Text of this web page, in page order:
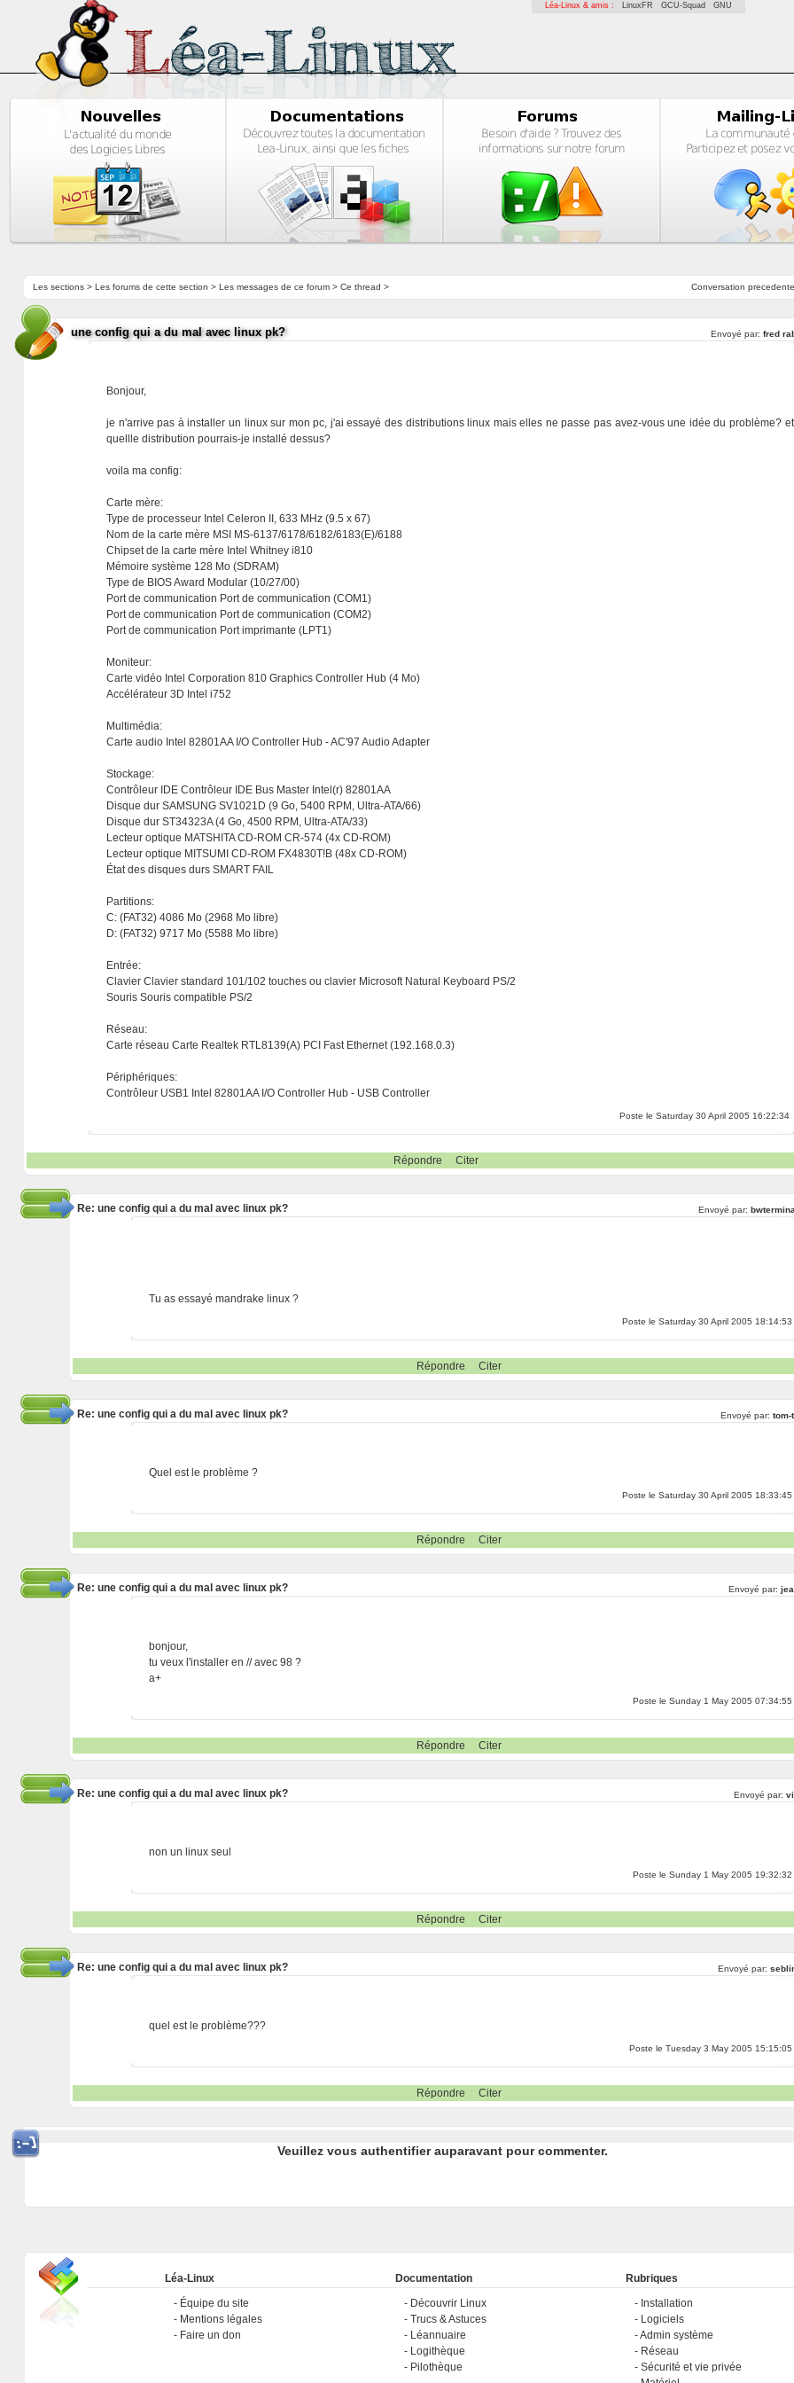
Léa-Linux & amis : LinuxFR GCU-Squad GNU
Conversation precedente
Les sections> Les forums de cette section > Les messages de ce forum> Ce thread >
une config qui a du mal avec linux pk? Envoyé par: fred
Bonjour,
je n'arrive pas à installer un linux sur mon pc, j'ai essayé des distributions linux mais elles ne passe pas avez-vous une idée du problème? et
quellle distribution pourrais-je installé dessus?
voila ma config:
Carte mère:
Type de processeur Intel Celeron II, 633 MHz (9.5 x 67)
Nom de la carte mère MSI MS-6137/6178/6182/6183(E)/6188
Chipset de la carte mère Intel Whitney i810
Mémoire système 128 Mo (SDRAM)
Type de BIOS Award Modular (10/27/00)
Port de communication Port de communication (COM1)
Port de communication Port de communication (COM2)
Port de communication Port imprimante (LPT1)
Moniteur:
Carte vidéo Intel Corporation 810 Graphics Controller Hub (4 Mo)
Accélérateur 3D Intel i752
Multimédia:
Carte audio Intel 82801AA I/O Controller Hub - AC'97 Audio Adapter
Stockage:
Contrôleur IDE Contrôleur IDE Bus Master Intel(r) 82801AA
Disque dur SAMSUNG SV1021D (9 Go, 5400 RPM, Ultra-ATA/66)
Disque dur ST34323A (4 Go, 4500 RPM, Ultra-ATA/33)
Lecteur optique MATSHITA CD-ROM CR-574 (4x CD-ROM)
Lecteur optique MITSUMI CD-ROM FX4830T!B (48x CD-ROM)
État des disques durs SMART FAIL
Partitions:
C: (FAT32) 4086 Mo (2968 Mo libre)
D: (FAT32) 9717 Mo (5588 Mo libre)
Entrée:
Clavier Clavier standard 101/102 touches ou clavier Microsoft Natural Keyboard PS/2
Souris Souris compatible PS/2
Réseau:
Carte réseau Carte Realtek RTL8139(A) PCI Fast Ethernet (192.168.0.3)
Périphériques:
Contrôleur USB1 Intel 82801AA I/O Controller Hub - USB Controller
Poste le Saturday 30 April 2005 16:22:34
Répondre Citer
Re: une config qui a du mal avec linux pk? Envoyé par:
Tu as essayé mandrake linux ?
Poste le Saturday 30 April 2005 18:14:53
Répondre Citer
Re: une config qui a du mal avec linux pk? Envoyé par: tom-
Quel est le problème ?
Poste le Saturday 30 April 2005 18:33:45
Répondre Citer
Re: une config qui a du mal avec linux pk? Envoyé par:
bonjour,
tu veux l'installer en // avec 98 ?
a+
Poste le Sunday 1 May 2005 07:34:55
Répondre Citer
Re: une config qui a du mal avec linux pk? Envoyé par:
non un linux seul
Poste le Sunday 1 May 2005 19:32:32
Répondre Citer
Re: une config qui a du mal avec linux pk? Envoyé par:
quel est le problème???
Poste le Tuesday 3 May 2005 15:15:05
Répondre Citer
Veuillez vous authentifier auparavant pour commenter.
Léa-Linux
Équipe du site
Mentions légales
Faire un don
Documentation
Découvrir Linux
Trucs & Astuces
Léannuaire
Logithèque
Pilothèque
Rubriques
Installation
Logiciels
Admin système
Réseau
Sécurité et vie privée